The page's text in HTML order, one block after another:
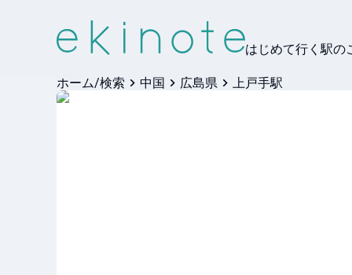
はじめて行く駅の
ホーム/検索 中国 広島県 上戸手駅